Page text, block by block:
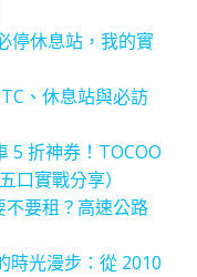
停休息站，我的實
、休息站與必訪
5 折神券！TOCOO
口實戰分享）
不要租？高速公路
時光漫步：從 2010